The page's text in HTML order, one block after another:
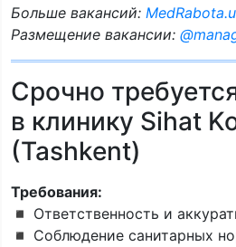
Больше вакансий:
Размещение вакансии:
Срочно
в клинику Sihat
(Tashkent)
Требования:
◾️ Ответственность и
◾️ Соблюдение санитарных